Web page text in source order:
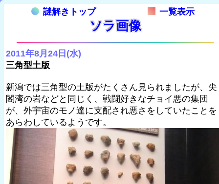
謎解きトップ 一覧表示
ソラ画像
2011年8月24日(水)
三角型土版
新潟では三角型の土版がたくさん見られましたが、尖
閣湾の岩などと同じく、戦闘好きなチョイ悪の集団
が、外宇宙のモノ達に支配され悪さをしていたことを
あらわしているようです。